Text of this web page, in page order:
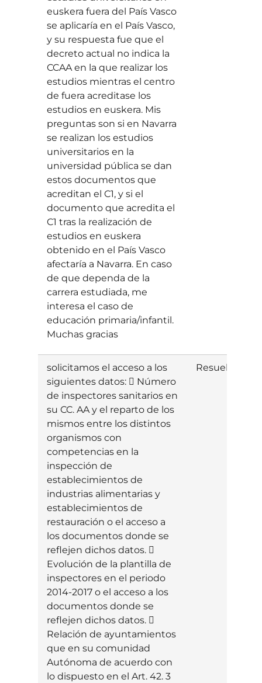
euskera fuera del País Vasco
se aplicaría en el País Vasco,
y su respuesta fue que el
decreto actual no indica la
CCAA en la que realizar los
estudios mientras el centro
de fuera acreditase los
estudios en euskera. Mis
preguntas son si en Navarra
se realizan los estudios
universitarios en la
universidad pública se dan
estos documentos que
acreditan el C1, y si el
documento que acredita el
C1 tras la realización de
estudios en euskera
obtenido en el País Vasco
afectaría a Navarra. En caso
de que dependa de la
carrera estudiada, me
interesa el caso de
educación primaria/infantil.
Muchas gracias
solicitamos el acceso a los
siguientes datos:  Número
de inspectores sanitarios en
su CC. AA y el reparto de los
mismos entre los distintos
organismos con
competencias en la
inspección de
establecimientos de
industrias alimentarias y
establecimientos de
restauración o el acceso a
los documentos donde se
reflejen dichos datos. 
Evolución de la plantilla de
inspectores en el periodo
2014-2017 o el acceso a los
documentos donde se
reflejen dichos datos. 
Relación de ayuntamientos
que en su comunidad
Autónoma de acuerdo con
lo dispuesto en el Art. 42. 3
Resuelta